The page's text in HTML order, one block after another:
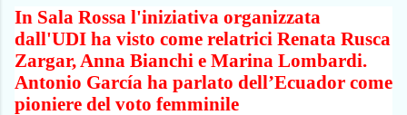
v
i
d
i
e
b
o
o
k
n
t
ti
l
In Sala Rossa l'iniziativa organizzata
dall'UDI ha visto come relatrici Renata Rusca
Zargar, Anna Bianchi e Marina Lombardi.
Antonio García ha parlato dell’Ecuador come
pioniere del voto femminile